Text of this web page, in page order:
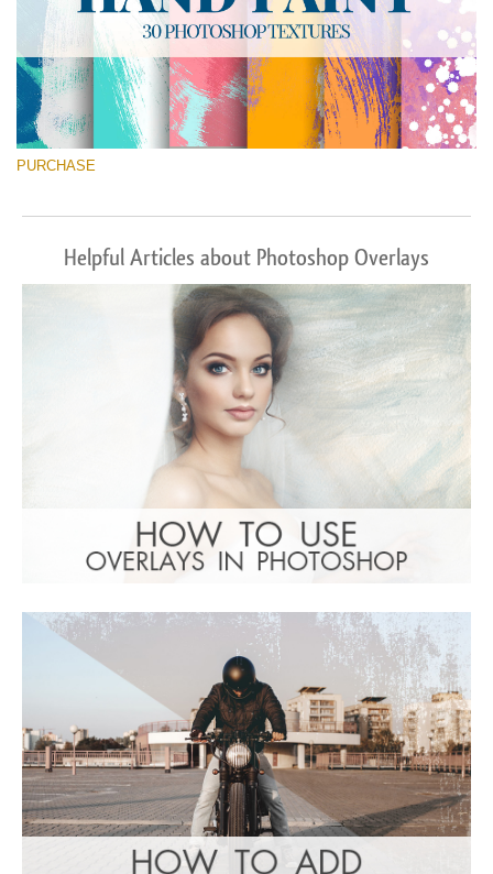
PURCHASE
Helpful Articles about Photoshop Overlays